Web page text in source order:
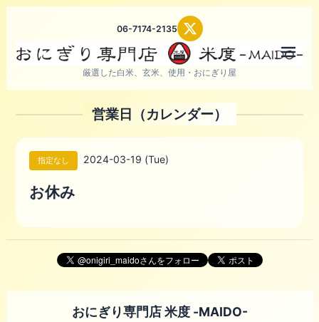
06-7174-2135
厳選した白米、玄米、使用・おにぎり屋
営業日（カレンダー）
指定なし 2024-03-19 (Tue)
お休み
おにぎり専門店 米度 -MAIDO-